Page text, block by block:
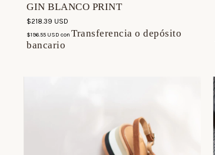
GIN BLANCO PRINT
$218.39 USD
$196.55 USD con Transferencia o depósito
bancario